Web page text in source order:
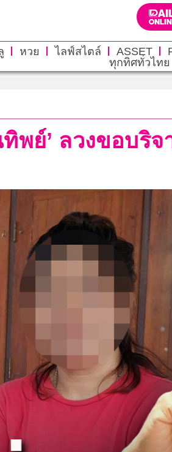
หวย ไลฟ์สไตล์ ASSET
ทุกทิศทั่วไทย
พย์’ ลวงขอบริจ